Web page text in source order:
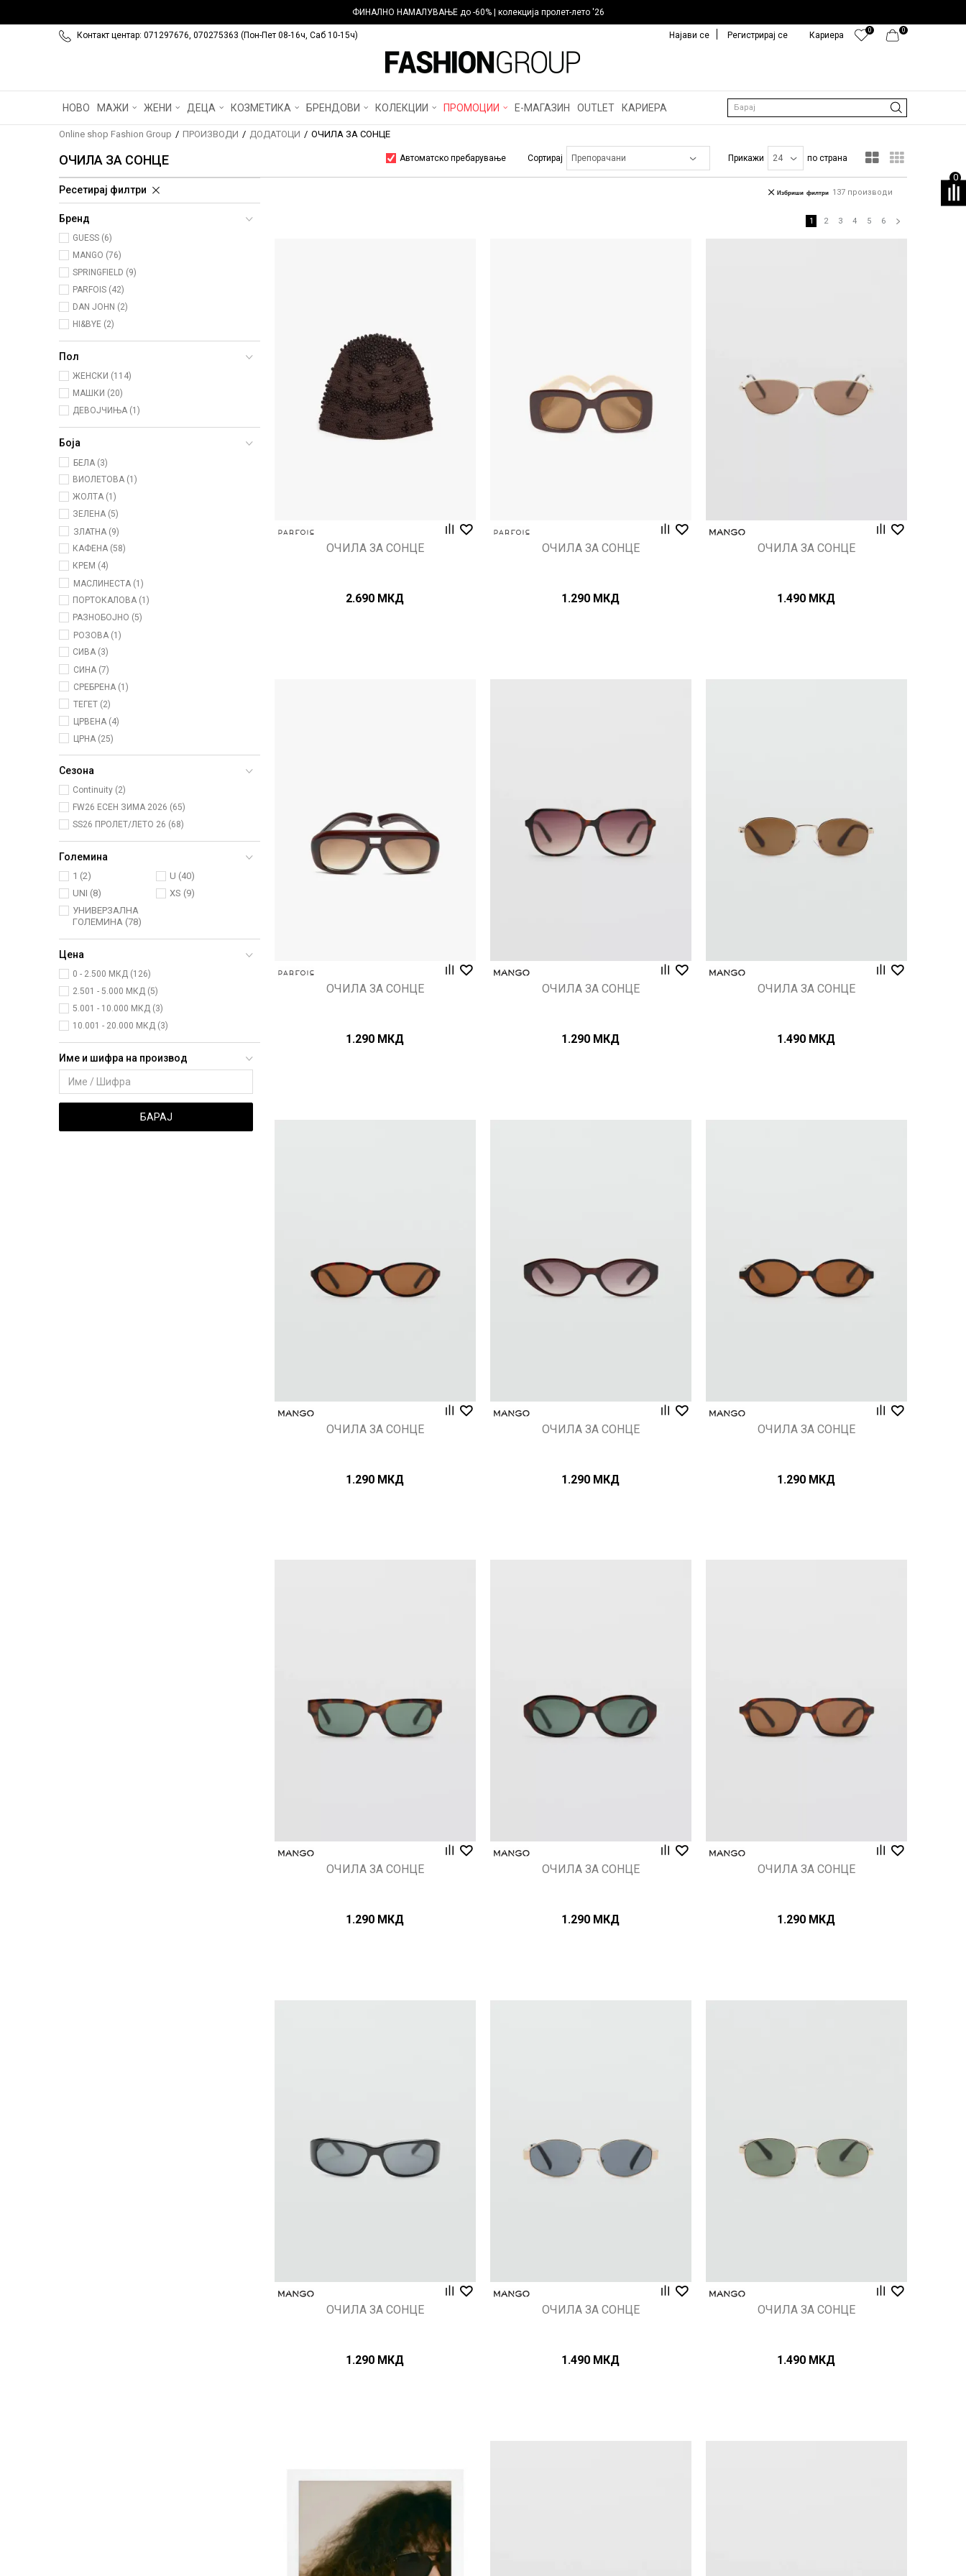
ФИНАЛНО НАМАЛУВАЊЕ до -60% | колекција пролет-лето '26
Контакт центар: 071297676, 070275363 (Пон-Пет 08-16ч, Саб 10-15ч) 0
0
Кариера
Најави се Регистрирај се
НОВО МАЖИ ЖЕНИ ДЕЦА КОЗМЕТИКА БРЕНДОВИ КОЛЕКЦИИ ПРОМОЦИИ Е-МАГАЗИН OUTLET КАРИЕРА Барај
0
Online shop Fashion Group ПРОИЗВОДИ ДОДАТОЦИ ОЧИЛА ЗА СОНЦЕ
ОЧИЛА ЗА СОНЦЕ Автоматско пребарување Сортирај Прикажи по страна
Ресетирај филтри
Бренд
GUESS (6)
MANGO (76)
SPRINGFIELD (9)
PARFOIS (42)
DAN JOHN (2)
HI&BYE (2)
Пол
ЖЕНСКИ (114)
МАШКИ (20)
ДЕВОЈЧИЊА (1)
Боја
БЕЛА (3)
ВИОЛЕТОВА (1)
ЖОЛТА (1)
ЗЕЛЕНА (5)
ЗЛАТНА (9)
КАФЕНА (58)
КРЕМ (4)
МАСЛИНЕСТА (1)
ПОРТОКАЛОВА (1)
РАЗНОБОЈНО (5)
РОЗОВА (1)
СИВА (3)
СИНА (7)
СРЕБРЕНА (1)
ТЕГЕТ (2)
ЦРВЕНА (4)
ЦРНА (25)
Сезона
Continuity (2)
FW26 ЕСЕН ЗИМА 2026 (65)
SS26 ПРОЛЕТ/ЛЕТО 26 (68)
Големина
1 (2) U (40)
UNI (8) XS (9)
УНИВЕРЗАЛНА
ГОЛЕМИНА (78)
Цена
0 - 2.500 МКД (126)
2.501 - 5.000 МКД (5)
5.001 - 10.000 МКД (3)
10.001 - 20.000 МКД (3)
Име и шифра на производ
БАРАЈ
137 производи
Избриши филтри
1 2 3 4 5 6
Uporedi
ОЧИЛА ЗА СОНЦЕ
2.690 МКД
Uporedi
ОЧИЛА ЗА СОНЦЕ
1.290 МКД
Uporedi
ОЧИЛА ЗА СОНЦЕ
1.490 МКД
Uporedi
ОЧИЛА ЗА СОНЦЕ
1.290 МКД
Uporedi
ОЧИЛА ЗА СОНЦЕ
1.290 МКД
Uporedi
ОЧИЛА ЗА СОНЦЕ
1.490 МКД
Uporedi
ОЧИЛА ЗА СОНЦЕ
1.290 МКД
Uporedi
ОЧИЛА ЗА СОНЦЕ
1.290 МКД
Uporedi
ОЧИЛА ЗА СОНЦЕ
1.290 МКД
Uporedi
ОЧИЛА ЗА СОНЦЕ
1.290 МКД
Uporedi
ОЧИЛА ЗА СОНЦЕ
1.290 МКД
Uporedi
ОЧИЛА ЗА СОНЦЕ
1.290 МКД
Uporedi
ОЧИЛА ЗА СОНЦЕ
1.290 МКД
Uporedi
ОЧИЛА ЗА СОНЦЕ
1.490 МКД
Uporedi
ОЧИЛА ЗА СОНЦЕ
1.490 МКД